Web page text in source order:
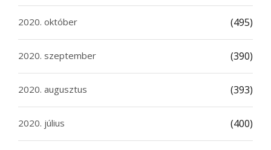
2020. október (495)
2020. szeptember (390)
2020. augusztus (393)
2020. július (400)